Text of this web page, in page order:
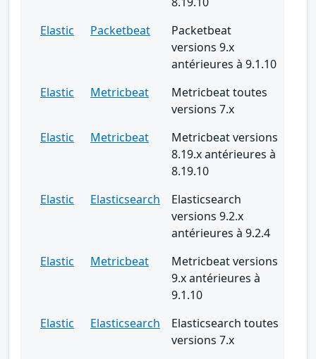
Elastic
Packetbeat
Packetbeat
versions 9.x
antérieures à 9.1.10
Elastic
Metricbeat
Metricbeat toutes
versions 7.x
Elastic
Metricbeat
Metricbeat versions
8.19.x antérieures à
8.19.10
Elastic
Elasticsearch
Elasticsearch
versions 9.2.x
antérieures à 9.2.4
Elastic
Metricbeat
Metricbeat versions
9.x antérieures à
9.1.10
Elastic
Elasticsearch
Elasticsearch toutes
versions 7.x